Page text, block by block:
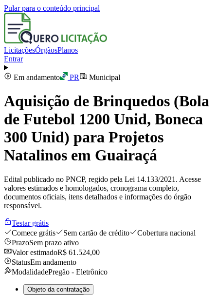
Pular para o conteúdo principal
LicitaçõesÓrgãosPlanos
Entrar
Em andamento PR Municipal
Aquisição de Brinquedos (Bola
de Futebol 1200 Unid, Boneca
300 Unid) para Projetos
Natalinos em Guairaçá
Edital publicado no PNCP, regido pela Lei 14.133/2021. Acesse
valores estimados e homologados, cronograma completo,
documentos oficiais, itens detalhados e informações do órgão
responsável.
Testar grátis
Comece grátis
Sem cartão de crédito
Cobertura nacional
PrazoSem prazo ativo
Valor estimadoR$ 61.524,00
StatusEm andamento
ModalidadePregão - Eletrônico
Objeto da contratação